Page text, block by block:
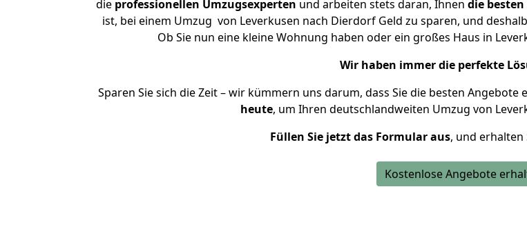
die professionellen Umzugsexperten und arbeiten stets daran, Ihnen die
ist, bei einem Umzug von Leverkusen nach Dierdorf Geld zu sparen, und
Ob Sie nun eine kleine Wohnung haben oder ein großes Haus in
Wir haben immer die perfekte
Sparen Sie sich die Zeit – wir kümmern uns darum, dass Sie die besten Angebote
heute, um Ihren deutschlandweiten Umzug von
Füllen Sie jetzt das Formular aus, und erhalten
Kostenlose Angebote